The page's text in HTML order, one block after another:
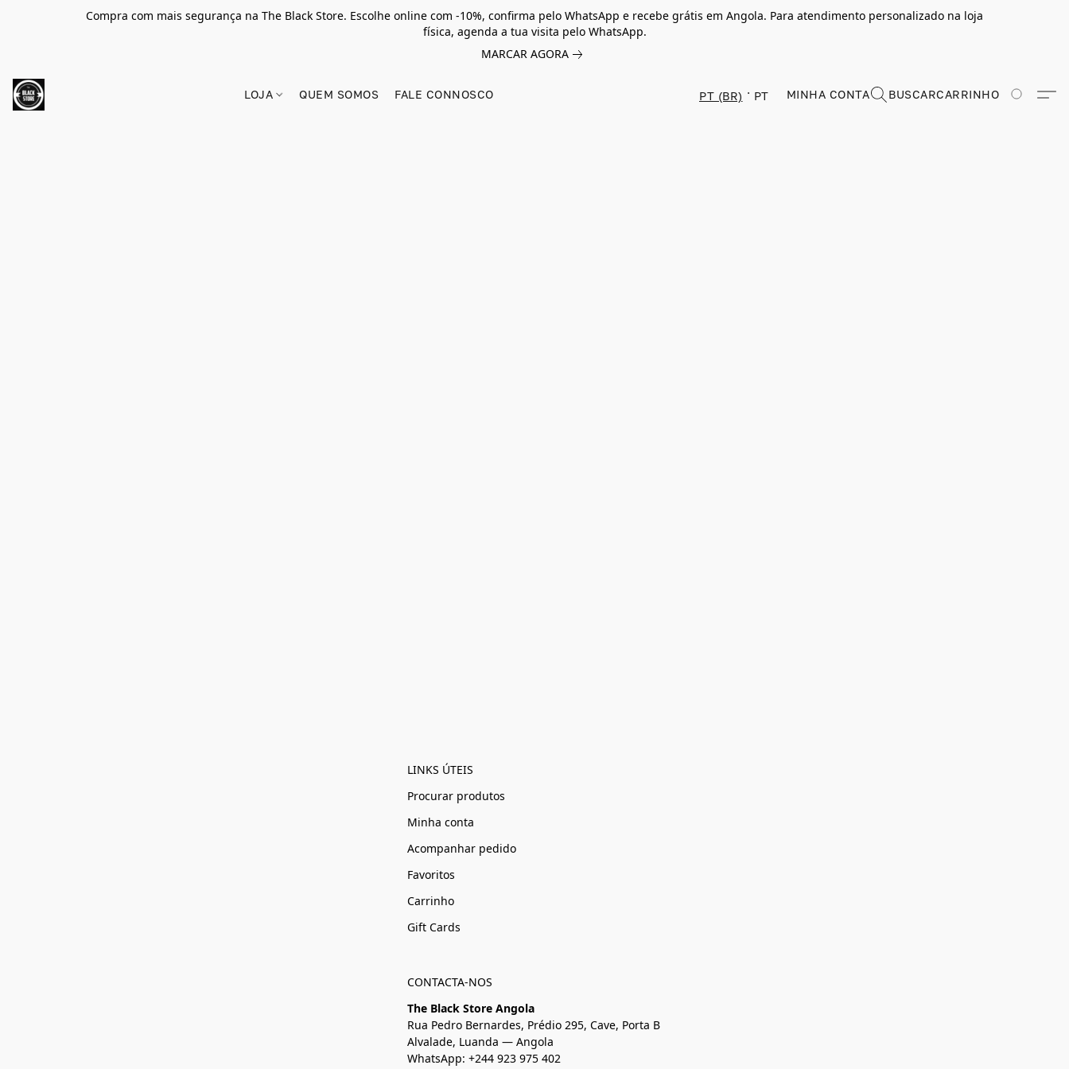
Compra com mais segurança na The Black Store. Escolhe online com -10%, confirma pelo WhatsApp e recebe grátis em Angola. Para atendimento personalizado na loja
física, agenda a tua visita pelo WhatsApp.
MARCAR AGORA
LOJA QUEM SOMOS FALE CONNOSCO PT (BR) PT MINHA CONTA BUSCARCARRINHO
LINKS ÚTEIS
Procurar produtos
Minha conta
Acompanhar pedido
Favoritos
Carrinho
Gift Cards
CONTACTA-NOS
The Black Store Angola
Rua Pedro Bernardes, Prédio 295, Cave, Porta B
Alvalade, Luanda — Angola
WhatsApp: +244 923 975 402